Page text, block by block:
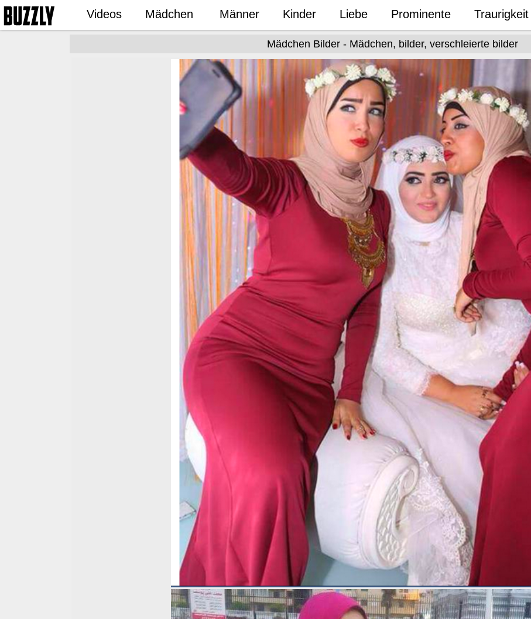
Videos Mädchen Männer Kinder Liebe Prominente Traurigkeit
Mädchen Bilder - Mädchen, bilder, verschleierte bilder